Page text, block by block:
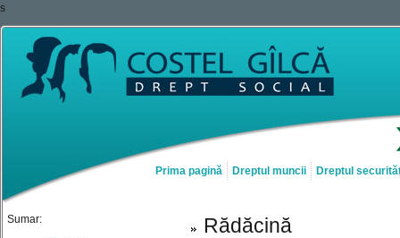
s
Prima pagină Dreptul muncii Dreptul
Sumar:
Rădăcină